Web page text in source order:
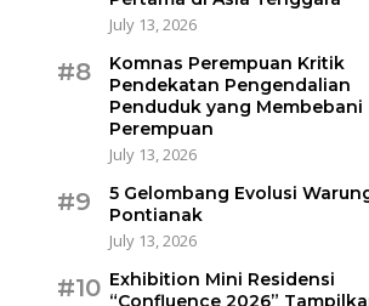
July 13, 2026
#8
Komnas Perempuan Kritik
Pendekatan Pengendalian
Penduduk yang Membebani
Perempuan
July 13, 2026
#9
5 Gelombang Evolusi
Pontianak
July 13, 2026
#10 Exhibition Mini Residensi
“Confluence 2026”